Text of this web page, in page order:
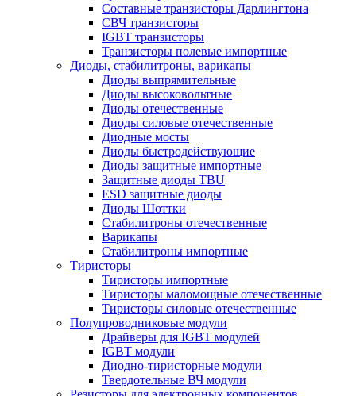
Составные транзисторы Дарлингтона
СВЧ транзисторы
IGBT транзисторы
Транзисторы полевые импортные
Диоды, стабилитроны, варикапы
Диоды выпрямительные
Диоды высоковольтные
Диоды отечественные
Диоды силовые отечественные
Диодные мосты
Диоды быстродействующие
Диоды защитные импортные
Защитные диоды TBU
ESD защитные диоды
Диоды Шоттки
Стабилитроны отечественные
Варикапы
Стабилитроны импортные
Тиристоры
Тиристоры импортные
Тиристоры маломощные отечественные
Тиристоры силовые отечественные
Полупроводниковые модули
Драйверы для IGBT модулей
IGBT модули
Диодно-тиристорные модули
Твердотельные ВЧ модули